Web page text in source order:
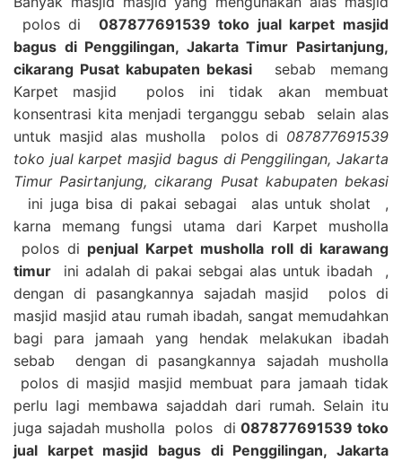
polos di 087877691539 toko jual karpet masjid
bagus di Penggilingan, Jakarta Timur Pasirtanjung,
cikarang Pusat kabupaten bekasi sebab memang
Karpet masjid polos ini tidak akan membuat
konsentrasi kita menjadi terganggu sebab selain alas
untuk masjid alas musholla polos di 087877691539
toko jual karpet masjid bagus di Penggilingan, Jakarta
Timur Pasirtanjung, cikarang Pusat kabupaten bekasi
ini juga bisa di pakai sebagai alas untuk sholat ,
karna memang fungsi utama dari Karpet musholla
polos di penjual Karpet musholla roll di karawang
timur ini adalah di pakai sebgai alas untuk ibadah ,
dengan di pasangkannya sajadah masjid polos di
masjid masjid atau rumah ibadah, sangat memudahkan
bagi para jamaah yang hendak melakukan ibadah
sebab dengan di pasangkannya sajadah musholla
polos di masjid masjid membuat para jamaah tidak
perlu lagi membawa sajaddah dari rumah. Selain itu
juga sajadah musholla polos di087877691539 toko
jual karpet masjid bagus di Penggilingan, Jakarta